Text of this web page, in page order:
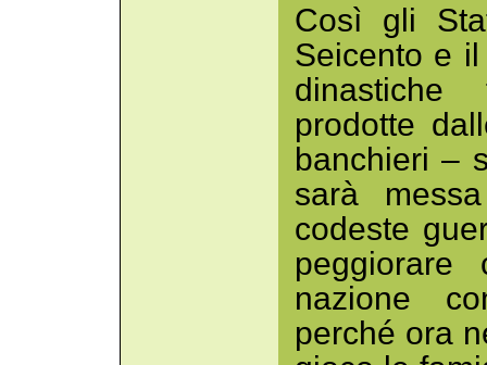
Così gli
Seicento e
dinastiche
prodotte
banchieri –
sarà
codeste
peggiorare
nazione
perché ora